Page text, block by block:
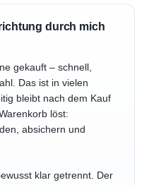
durch mich
gekauft – schnell,
Das ist in vielen
bleibt nach dem Kauf
löst:
absichern und
klar getrennt. Der